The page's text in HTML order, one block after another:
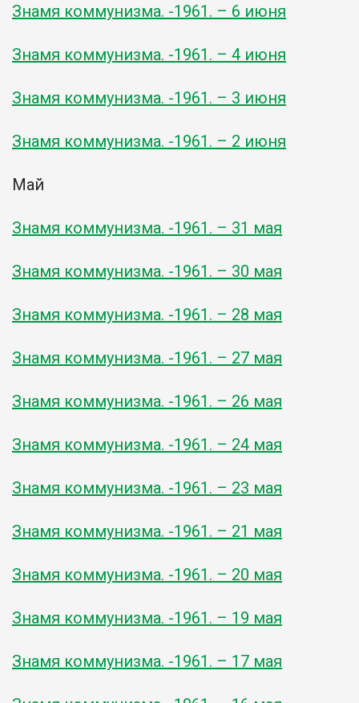
Знамя коммунизма. -1961. – 6 июня
Знамя коммунизма. -1961. – 4 июня
Знамя коммунизма. -1961. – 3 июня
Знамя коммунизма. -1961. – 2 июня
Май
Знамя коммунизма. -1961. – 31 мая
Знамя коммунизма. -1961. – 30 мая
Знамя коммунизма. -1961. – 28 мая
Знамя коммунизма. -1961. – 27 мая
Знамя коммунизма. -1961. – 26 мая
Знамя коммунизма. -1961. – 24 мая
Знамя коммунизма. -1961. – 23 мая
Знамя коммунизма. -1961. – 21 мая
Знамя коммунизма. -1961. – 20 мая
Знамя коммунизма. -1961. – 19 мая
Знамя коммунизма. -1961. – 17 мая